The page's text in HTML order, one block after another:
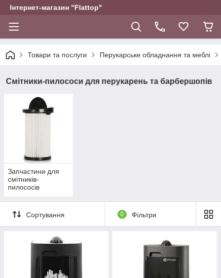
Інтернет-магазин "Flattop"
Товари та послуги Перукарське обладнання та меблі
Смітники-пилососи для перукарень та барбершопів
Запчастини для
смітників-
пилососів
Сортування 0 Фільтри